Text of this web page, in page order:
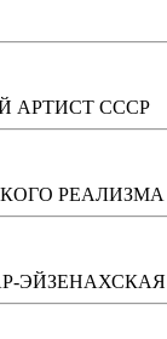
АРТИСТ СССР
РЕАЛИЗМА
ЭЙЗЕНАХСКАЯ